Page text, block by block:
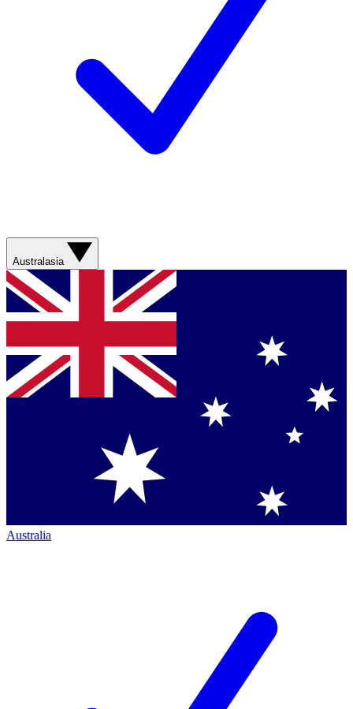
Australasia
Australia